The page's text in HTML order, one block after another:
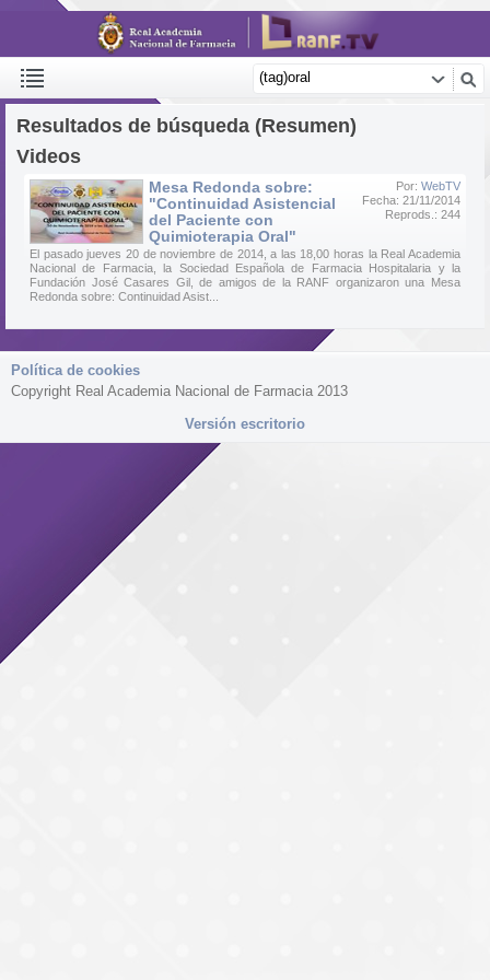
Resultados de búsqueda (Resumen)
Videos
Por: WebTV
Fecha: 21/11/2014
Reprods.: 244
Mesa Redonda sobre:
"Continuidad Asistencial
del Paciente con
Quimioterapia Oral"
El pasado jueves 20 de noviembre de 2014, a las 18,00 horas la Real Academia
Nacional de Farmacia, la Sociedad Española de Farmacia Hospitalaria y la
Fundación José Casares Gil, de amigos de la RANF organizaron una Mesa
Redonda sobre: Continuidad Asist...
Política de cookies
Copyright Real Academia Nacional de Farmacia 2013
Versión escritorio